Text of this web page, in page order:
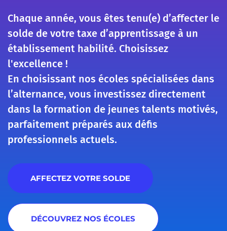
Chaque année, vous êtes tenu(e) d’affecter le
solde de votre taxe d’apprentissage à un
établissement habilité. Choisissez
l'excellence !
En choisissant nos écoles spécialisées dans
l’alternance, vous investissez directement
dans la formation de jeunes talents motivés,
parfaitement préparés aux défis
professionnels actuels.
AFFECTEZ VOTRE SOLDE
DÉCOUVREZ NOS ÉCOLES